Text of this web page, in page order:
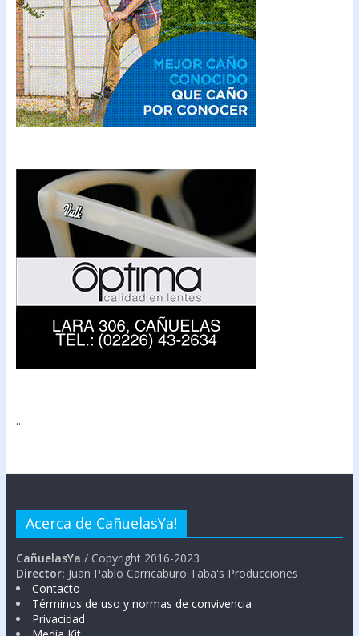
...
Acerca de CañuelasYa!
CañuelasYa / Copyright 2016-2023
Director: Juan Pablo Carricaburo Taba's Producciones
Contacto
Términos de uso y normas de convivencia
Privacidad